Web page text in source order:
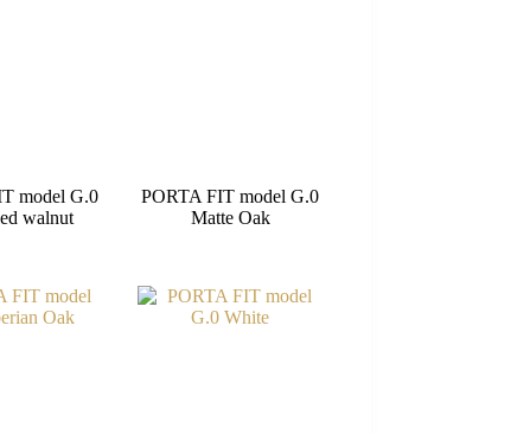
model G.0
walnut
PORTA FIT model G.0
Matte Oak